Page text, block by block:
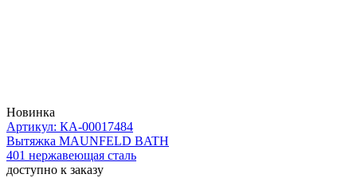
Новинка
Артикул: КА-00017484
Вытяжка MAUNFELD BATH
401 нержавеющая сталь
доступно к заказу